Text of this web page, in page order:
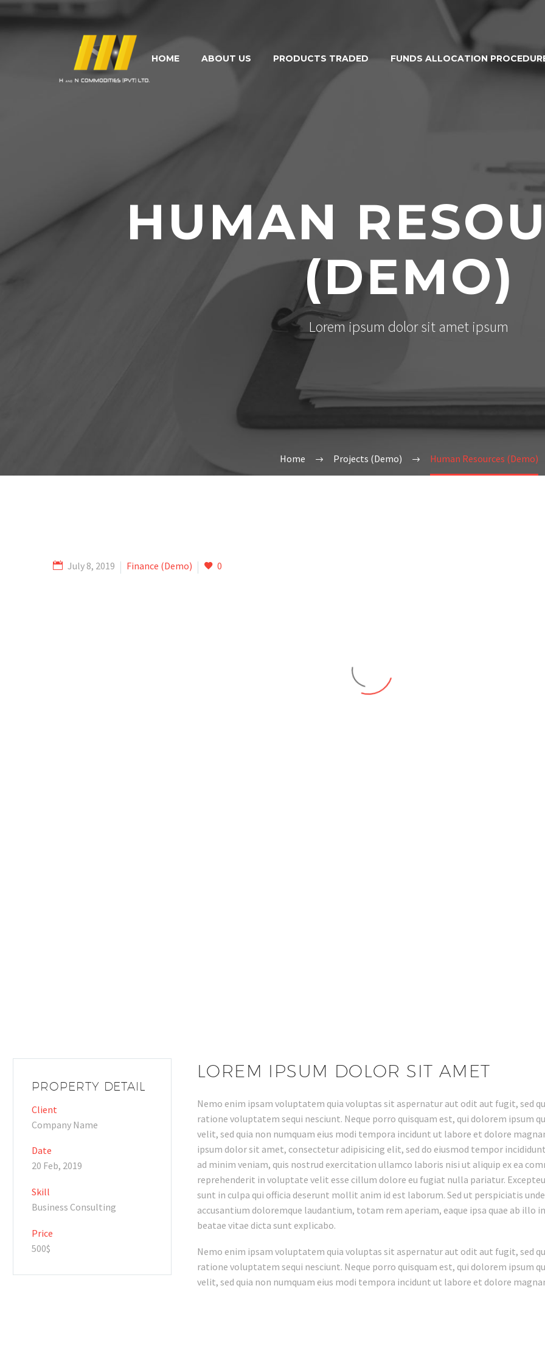
HOME ABOUT US PRODUCTS TRADED FUNDS ALLOCATION
HUMAN
(DEMO)
Lorem ipsum dolor sit amet ipsum
Home Projects (Demo) Human Resources (Demo)
July 8, 2019 Finance (Demo) 0
PROPERTY DETAIL
Client
Company Name
Date
20 Feb, 2019
Skill
Business Consulting
Price
500$
LOREM IPSUM DOLOR SIT AMET
Nemo enim ipsam voluptatem quia voluptas sit aspernatur aut odit aut fugit, sed
ratione voluptatem sequi nesciunt. Neque porro quisquam est, qui dolorem ipsum
velit, sed quia non numquam eius modi tempora incidunt ut labore et dolore
ipsum dolor sit amet, consectetur adipisicing elit, sed do eiusmod tempor
ad minim veniam, quis nostrud exercitation ullamco laboris nisi ut aliquip ex ea
reprehenderit in voluptate velit esse cillum dolore eu fugiat nulla pariatur.
sunt in culpa qui officia deserunt mollit anim id est laborum. Sed ut perspiciatis
accusantium doloremque laudantium, totam rem aperiam, eaque ipsa quae ab illo
beatae vitae dicta sunt explicabo.
Nemo enim ipsam voluptatem quia voluptas sit aspernatur aut odit aut fugit, sed
ratione voluptatem sequi nesciunt. Neque porro quisquam est, qui dolorem ipsum
velit, sed quia non numquam eius modi tempora incidunt ut labore et dolore